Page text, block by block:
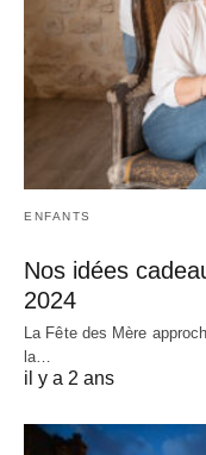
ENFANTS
Nos idées
2024
La Fête des Mère
la…
il y a 2 ans